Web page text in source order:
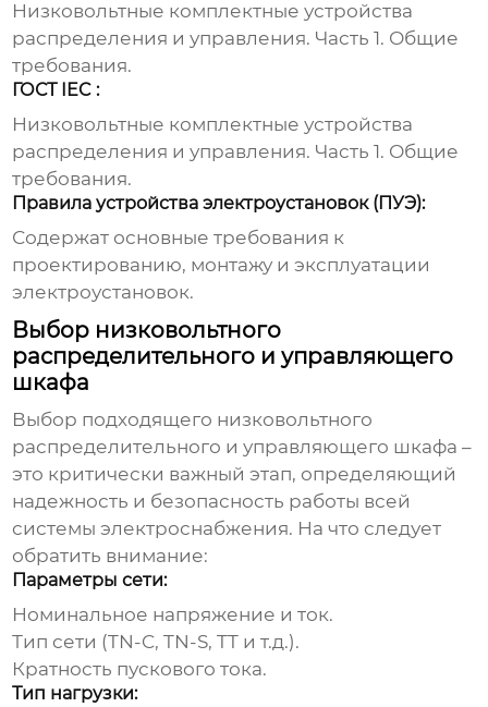
Низковольтные комплектные устройства
распределения и управления. Часть 1. Общие
требования.
ГОСТ IEC :
Низковольтные комплектные устройства
распределения и управления. Часть 1. Общие
требования.
Правила устройства электроустановок (ПУЭ):
Содержат основные требования к
проектированию, монтажу и эксплуатации
электроустановок.
Выбор низковольтного
распределительного и управляющего
шкафа
Выбор подходящего низковольтного
распределительного и управляющего шкафа –
это критически важный этап, определяющий
надежность и безопасность работы всей
системы электроснабжения. На что следует
обратить внимание:
Параметры сети:
Номинальное напряжение и ток.
Тип сети (TN-C, TN-S, TT и т.д.).
Кратность пускового тока.
Тип нагрузки: